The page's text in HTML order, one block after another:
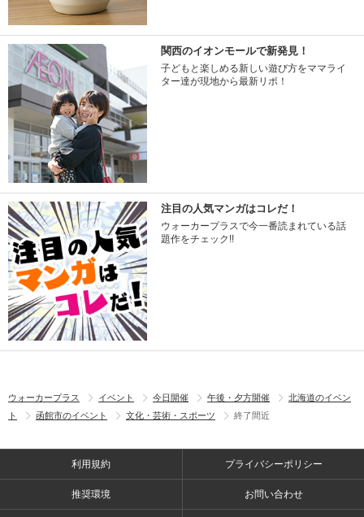
関西のイオンモールで新発見！
子どもと楽しめる新しい遊び方をママライ
ター達が現地から最新リポ！
注目の人気マンガはコレだ！
ウォーカープラスで今一番読まれている話
題作をチェック!!
ウォーカープラス イベント 今日開催 午後・夕方開催
北海道のイベン
ト
函館市のイベント 文化・芸術・スポーツ 終了間近
利用規約 プライバシーポリシー
推奨環境 お問い合わせ